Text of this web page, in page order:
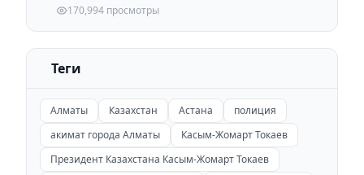
170,994 просмотры
Теги
Алматы Казахстан Астана
полиция
акимат города Алматы
Касым-Жомарт Токаев
Президент Казахстана Касым-Жомарт Токаев